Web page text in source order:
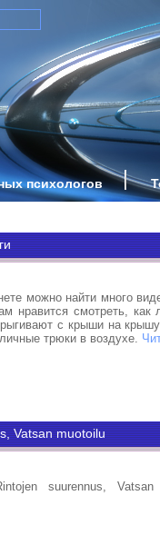
психологов
можно найти много
нравится смотреть, как
с крыши на
трюки в воздухе.
Vatsan muotoilu
suurennus,